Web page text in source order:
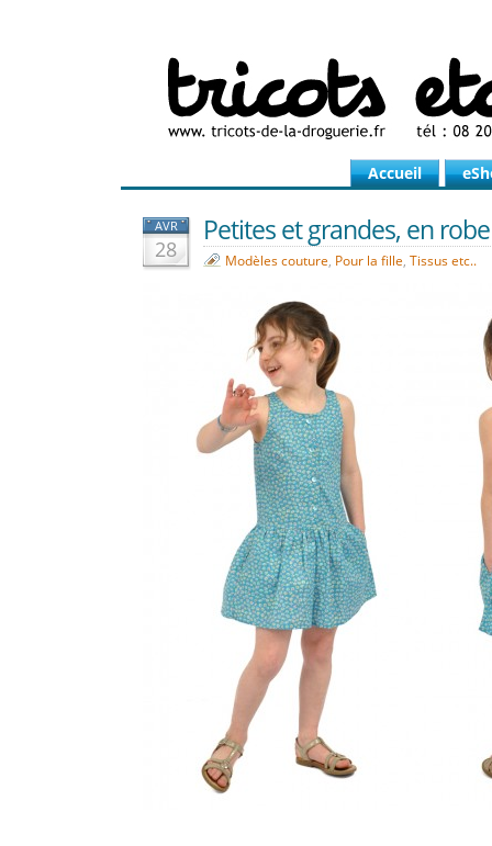
Accueil
AVR
28
Petites et grandes, en
Modèles couture, Pour la fille, Tissus etc..